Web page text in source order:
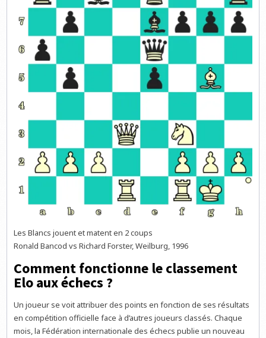
Les Blancs jouent et matent en 2 coups
Ronald Bancod vs Richard Forster, Weilburg, 1996
Comment fonctionne le classement
Elo aux échecs ?
Un joueur se voit attribuer des points en fonction de ses résultats
en compétition officielle face à d’autres joueurs classés. Chaque
mois, la Fédération internationale des échecs publie un nouveau